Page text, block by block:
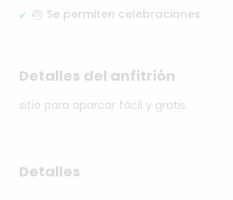
🎂 Se permiten celebraciones
Detalles del anfitrión
sitio para aparcar fácil y gratis.
Detalles